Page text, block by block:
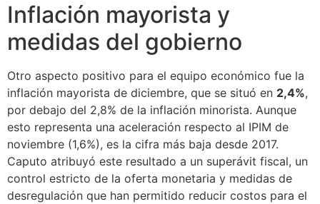
Inflación mayorista y
medidas del gobierno
Otro aspecto positivo para el equipo económico fue la
inflación mayorista de diciembre, que se situó en 2,4%,
por debajo del 2,8% de la inflación minorista. Aunque
esto representa una aceleración respecto al IPIM de
noviembre (1,6%), es la cifra más baja desde 2017.
Caputo atribuyó este resultado a un superávit fiscal, un
control estricto de la oferta monetaria y medidas de
desregulación que han permitido reducir costos para el